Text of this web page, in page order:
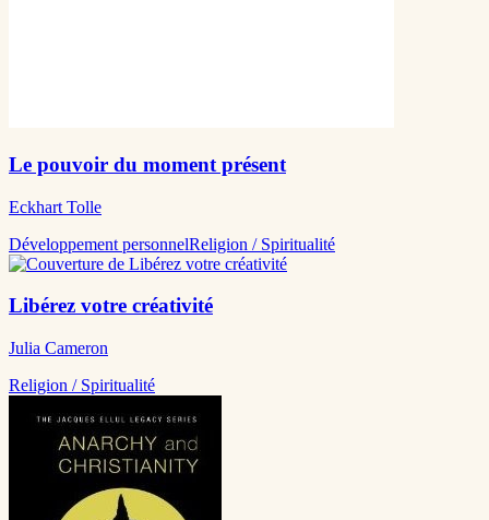
Le pouvoir du moment présent
Eckhart Tolle
Développement personnelReligion / Spiritualité
Libérez votre créativité
Julia Cameron
Religion / Spiritualité